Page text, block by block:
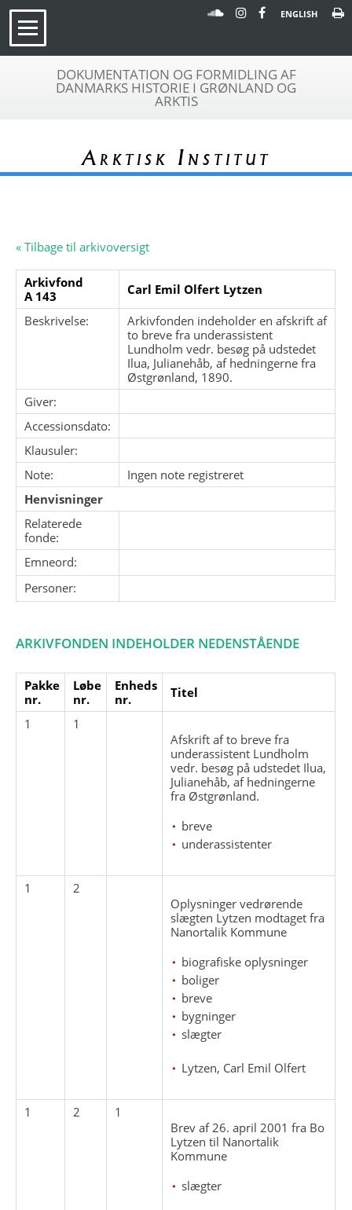
ENGLISH
DOKUMENTATION OG FORMIDLING AF
DANMARKS HISTORIE I GRØNLAND OG
ARKTIS
Arktisk Institut
« Tilbage til arkivoversigt
Arkivfond
A 143
Carl Emil Olfert Lytzen
Beskrivelse:
Arkivfonden indeholder en afskrift af
to breve fra underassistent
Lundholm vedr. besøg på udstedet
Ilua, Julianehåb, af hedningerne fra
Østgrønland, 1890.
Giver:
Accessionsdato:
Klausuler:
Note:
Ingen note registreret
Henvisninger
Relaterede
fonde:
Emneord:
Personer:
ARKIVFONDEN INDEHOLDER NEDENSTÅENDE
Pakke
nr.
Løbe
nr.
Enheds
nr.
Titel
1
1
Afskrift af to breve fra
underassistent Lundholm
vedr. besøg på udstedet Ilua,
Julianehåb, af hedningerne
fra Østgrønland.
breve
underassistenter
1
2
Oplysninger vedrørende
slægten Lytzen modtaget fra
Nanortalik Kommune
biografiske oplysninger
boliger
breve
bygninger
slægter
Lytzen, Carl Emil Olfert
1 2
1
Brev af 26. april 2001 fra Bo
Lytzen til Nanortalik
Kommune
slægter